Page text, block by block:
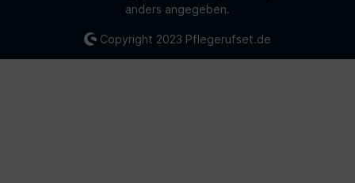
anders angegeben.
Copyright 2023 Pflegerufset.de